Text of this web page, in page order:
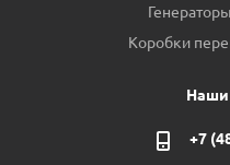
Коробки
Наши
+7